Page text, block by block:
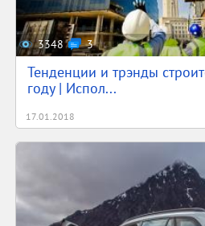
3348 3
Тенденции и трэнды
году | Испол...
17.01.2018